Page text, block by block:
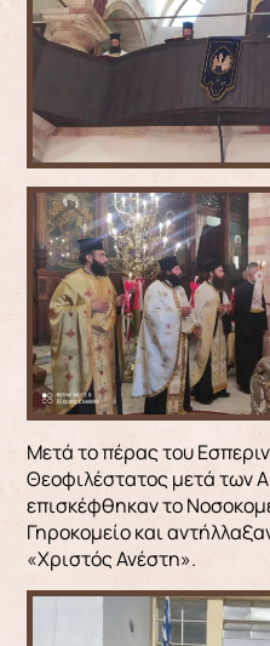
Μετά το πέρας του
Θεοφιλέστατος μετά των
επισκέφθηκαν το
Γηροκομείο και
«Χριστός Ανέστη».